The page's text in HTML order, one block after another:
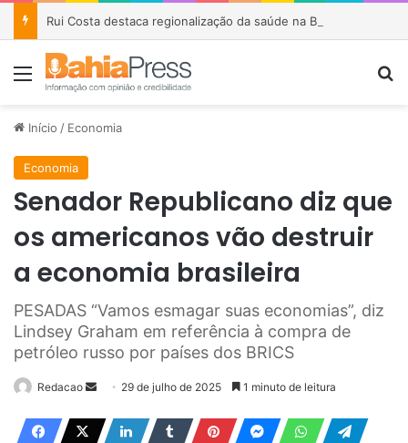
Menu
Início / Economia
Economia
Senador Republicano diz que
os americanos vão destruir
a economia brasileira
PESADAS “Vamos esmagar suas economias”, diz
Lindsey Graham em referência à compra de
petróleo russo por países dos BRICS
Redacao
n
29 de julho de 2025 1 minuto de leitura